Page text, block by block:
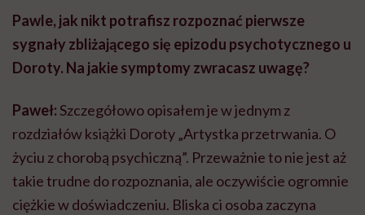
Pawle, jak nikt potrafisz rozpoznać pierwsze
sygnały zbliżającego się epizodu psychotycznego u
Doroty. Na jakie symptomy zwracasz uwagę?
Paweł:Szczegółowo opisałem je w jednym z
rozdziałów książki Doroty „Artystka przetrwania. O
życiu z chorobą psychiczną”. Przeważnie to nie jest aż
takie trudne do rozpoznania, ale oczywiście ogromnie
ciężkie w doświadczeniu. Bliska ci osoba zaczyna